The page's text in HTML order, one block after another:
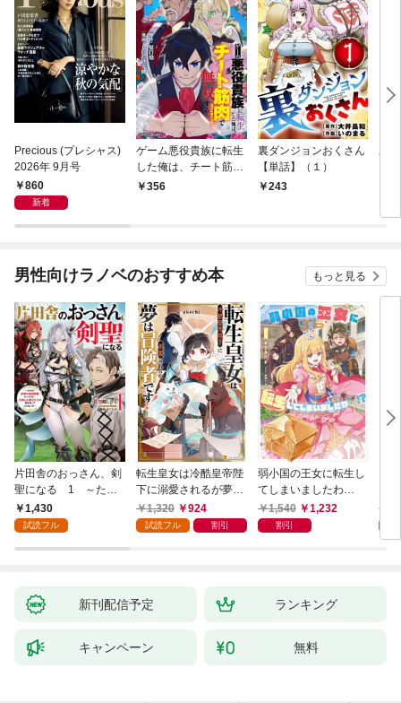
Precious (プレシャス)
2026年 9月号
860
新着
ゲーム悪役貴族に転生
した俺は、チート筋肉
で無双する【単話】
356
裏ダンジョンおくさん
【単話】（１）
243
あ
男性向けラノベのおすすめ本 もっと見る
片田舎のおっさん、剣
聖になる 1 ～ただ
の田舎の剣術師範だっ
たのに、大成した弟子
ない件～
1,430
試読フル
転生皇女は冷酷皇帝陛
下に溺愛されるが夢は
冒険者です！
1,320 924
試読フル 割引
弱小国の王女に転生し
てしまいましたわ
～！？ 1巻
1,540 1,232
割引
新刊配信予定 ランキング
キャンペーン 無料